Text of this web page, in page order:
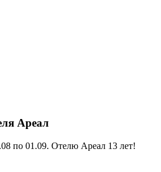
Ареал
по 01.09. Отелю Ареал 13 лет!